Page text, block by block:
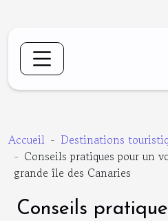
Accueil
Destinations
Conseils pratiques pour un
grande île des Canaries
Conseils